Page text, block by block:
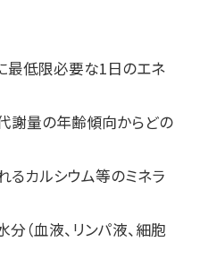
最低限必要な1日のエネ
謝量の年齢傾向からどの
カルシウム等のミネラ
（血液、リンパ液、細胞